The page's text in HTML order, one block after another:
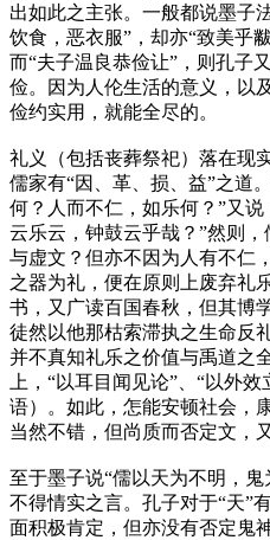
出如此之主张。一般都说墨子
饮食，恶衣服”，却亦“致美乎
而“夫子温良恭俭让”，则孔子
俭。因为人伦生活的意义，以
俭约实用，就能全尽的。
礼义（包括丧葬祭祀）落在现
儒家有“因、革、损、益”之道
何？人而不仁，如乐何？”又
云乐云，钟鼓云乎哉？”然则
与虚文？但亦不因为人有不仁
之器为礼，便在原则上废弃礼
书，又广读百国春秋，但其博
徒然以他那枯索滞执之生命反
并不真知礼乐之价值与禹道之
上，“以耳目闻见论”、“以外效
语）
。如此，怎能安顿社会，
当然不错，但尚质而否定文，
至于墨子说“儒以天为不明，
不得情实之言。孔子对于“天”
面积极肯定，但亦没有否定鬼